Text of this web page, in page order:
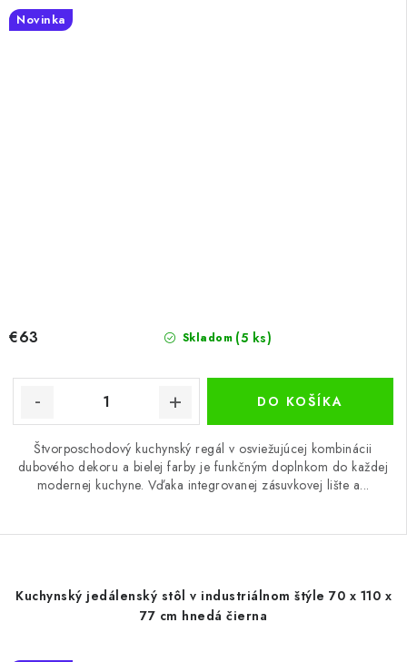
Novinka
Skladom (5 ks)
€63
DO KOŠÍKA
Štvorposchodový kuchynský regál v osviežujúcej kombinácii
dubového dekoru a bielej farby je funkčným doplnkom do každej
modernej kuchyne. Vďaka integrovanej zásuvkovej lište a...
Kuchynský jedálenský stôl v industriálnom štýle 70 x 110 x
77 cm hnedá čierna